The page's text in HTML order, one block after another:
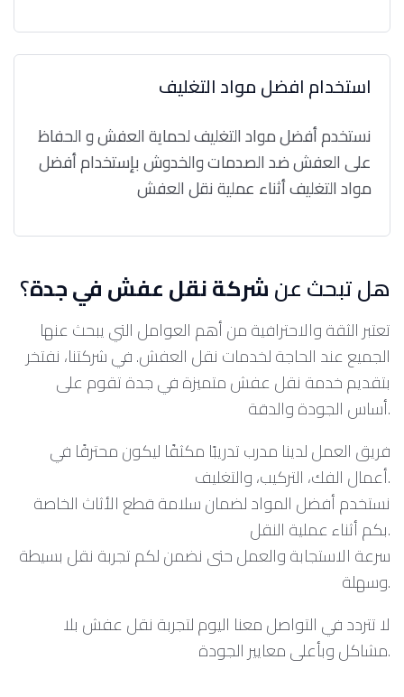
استخدام افضل مواد التغليف
نستخدم أفضل مواد التغليف لحماية العفش و الحفاظ
على العفش ضد الصدمات والخدوش بإستخدام أفضل
مواد التغليف أثناء عملية نقل العفش
هل تبحث عنشركة نقل عفش في جدة؟
تعتبر الثقة والاحترافية من أهم العوامل التي يبحث عنها
الجميع عند الحاجة لخدمات نقل العفش. في شركتنا، نفتخر
بتقديم خدمة نقل عفش متميزة في جدة تقوم على
أساس الجودة والدقة.
أعمال الفك، التركيب، والتغليف.
نستخدم أفضل المواد لضمان سلامة قطع الأثاث الخاصة
بكم أثناء عملية النقل.
سرعة الاستجابة والعمل حتى نضمن لكم تجربة نقل بسيطة
وسهلة.
لا تتردد في التواصل معنا اليوم لتجربة نقل عفش بلا
مشاكل وبأعلى معايير الجودة.